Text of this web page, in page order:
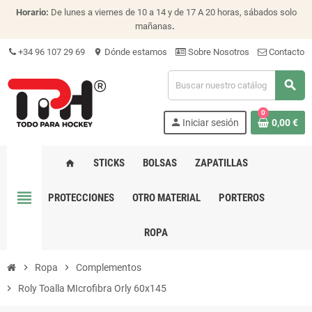
Horario: De lunes a viernes de 10 a 14 y de 17 A 20 horas, sábados solo
mañanas.
+34 96 107 29 69 location_on Dónde estamos Sobre Nosotros Contacto
search
person Iniciar sesión
0
0,00 €
view_headline
home STICKS BOLSAS ZAPATILLAS
PROTECCIONES OTRO MATERIAL PORTEROS
ROPA
chevron_right Ropa chevron_right
Complementos
chevron_right
Roly Toalla MIcrofibra Orly 60x145